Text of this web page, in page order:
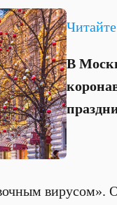
В
вирусом».